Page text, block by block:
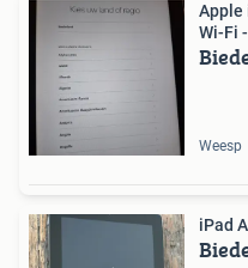
Apple
Wi-Fi
Weesp
iPad